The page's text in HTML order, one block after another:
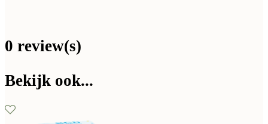
0 review(s)
Bekijk ook...